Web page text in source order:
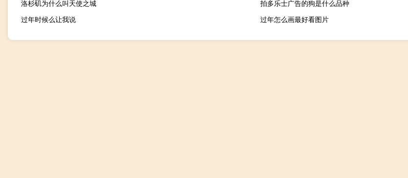
洛杉矶为什么叫天使之城
拍多乐士广告的狗是什么品种
过年时候么让我说
过年怎么画最好看图片